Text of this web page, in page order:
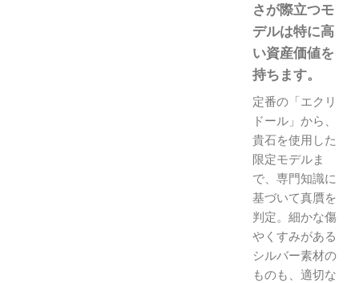
さが際立つモ
デルは特に高
い資産価値を
持ちます。
定番の「エクリ
ドール」から、
貴石を使用した
限定モデルま
で、専門知識に
基づいて真贋を
判定。細かな傷
やくすみがある
シルバー素材の
ものも、適切な